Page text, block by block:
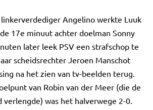
linkerverdediger Angelino werkte Luuk
17e minuut achter doelman Sonny
later leek PSV een strafschop te
scheidsrechter Jeroen Manschot
na het zien van tv-beelden terug.
van Robin van der Meer (die de
verlengde) was het halverwege 2-0.